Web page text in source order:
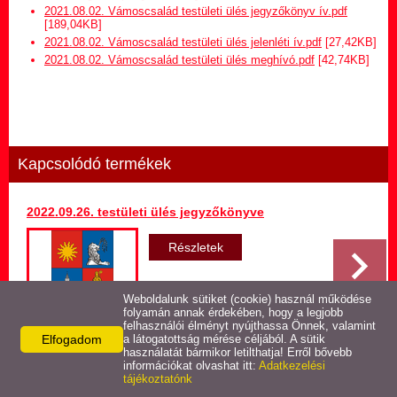
Hirdetmény termőföld
bérletére
Települési Arculati
Képviselő-testületi ülések
Egészségügyi ellátás
Egyéb szolgáltatások
Látnivalók
2021.08.02. Vámoscsalád testületi ülés jegyzőkönyv ív.pdf
[189,04KB]
2021.08.02. Vámoscsalád testületi ülés jelenléti ív.pdf [27,42KB]
2021.08.02. Vámoscsalád testületi ülés meghívó.pdf [42,74KB]
Kapcsolódó termékek
2022.09.26. testületi ülés jegyzőkönyve
Részletek
Vissza az előző oldalra!
Elfogadom
Weboldalunk sütiket (cookie) használ működése
folyamán annak érdekében, hogy a legjobb
felhasználói élményt nyújthassa Önnek, valamint
a látogatottság mérése céljából. A sütik
használatát bármikor letilthatja! Erről bővebb
információkat olvashat itt: Adatkezelési
tájékoztatónk